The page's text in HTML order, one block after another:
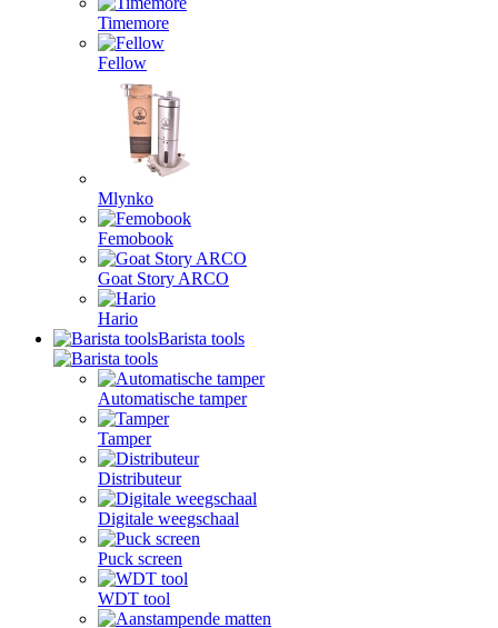
Timemore
Fellow
Mlynko
Femobook
Goat Story ARCO
Hario
Barista tools
Automatische tamper
Tamper
Distributeur
Digitale weegschaal
Puck screen
WDT tool